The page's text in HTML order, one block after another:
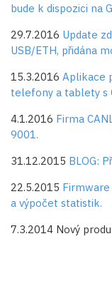
bude k dispozici na
29.7.2016 Update
USB/ETH, přidána
15.3.2016 Aplikace
telefony a tablety s
4.1.2016 Firma
9001.
31.12.2015 BLOG:
22.5.2015
a výpočet statistik.
7.3.2014 Nový